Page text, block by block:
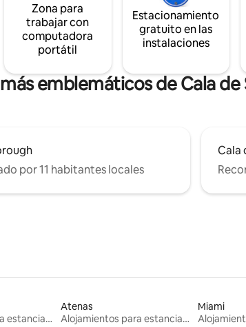
Zona para
trabajar con
computadora
portátil
Estacionamiento
gratuito en las
instalaciones
emblemáticos de Cala de
por 11 habitantes locales
Cala
Alojamientos para estancias largas
Atenas
Alojamientos para estancias largas
Miami